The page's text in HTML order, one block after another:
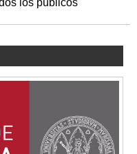
los públicos